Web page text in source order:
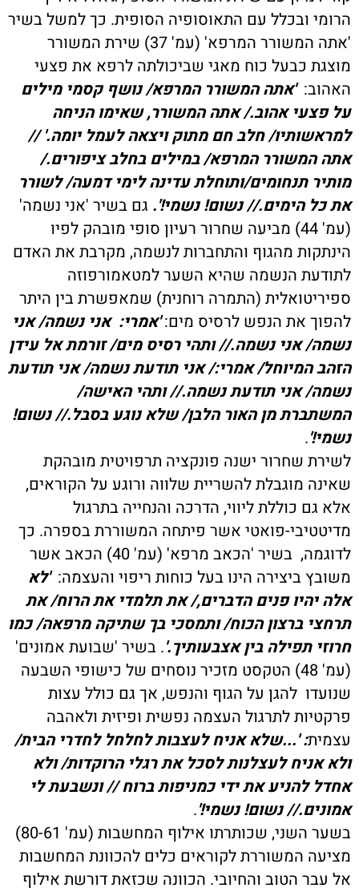
הרומי ובכלל עם התאוסופיה הסופית. כך למשל בשיר
'אתה המשורר המרפא' (עמ' 37) שירת המשורר
מוצגת כבעל כוח מאגי שביכולתה לרפא את פצעי
האהוב:'אתה המשורר המרפא/ נושף קסמי מילים
על פצעי אהוב./ אתה המשורר, שאימו הניחה
למראשותיו/ חלב חם מתוק ויצאה לעמל יומה.' //
אתה המשורר המרפא/ במילים בחלב ציפורים./
מותיר תנחומים/ותוחלת עדינה לימי דמעה/ לשורר
את כל הימים.// נשום! נשמי!'. גם בשיר 'אני נשמה'
(עמ' 44) מביעה שחרור רעיון סופי מובהק לפיו
הינתקות מהגוף והתחברות לנשמה, מקרבת את האדם
לתודעת הנשמה שהיא השער למטאמורפוזה
ספיריטואלית (התמרה רוחנית) שמאפשרת בין היתר
להפוך את הנפש לרסיס מים:'אמרי: אני נשמה/ אני
נשמה/ אני נשמה.// ותהי רסיס מים/ זורמת אל עידן
הזהב המיוחל/ אמרי:/ אני תודעת נשמה/ אני תודעת
נשמה/ אני תודעת נשמה.// ותהי האישה/
המשתברת מן האור הלבן/ שלא נוגע בסבל.// נשום!
נשמי!'.
לשירת שחרור ישנה פונקציה תרפויטית מובהקת
שאינה מוגבלת להשריית שלווה ורוגע על הקוראים,
אלא גם כוללת ליווי, הדרכה והנחייה בתרגול
מדיטטיבי-פואטי אשר פיתחה המשוררת בספרה. כך
לדוגמה, בשיר 'הכאב מרפא' (עמ' 40) הכאב אשר
משובץ ביצירה הינו בעל כוחות ריפוי והעצמה:'לא
אלה יהיו פנים הדברים,/ את תלמדי את הרוח/ את
תרחצי ברצון הכוח/ ותמסכי בך שתיקה מרפאה/ כמו
חרוזי תפילה בין אצבעותיך.'. בשיר 'שבועת אמונים'
(עמ' 48) הטקסט מזכיר נוסחים של כישופי השבעה
שנועדו להגן על הגוף והנפש, אך גם כולל עצות
פרקטיות לתרגול העצמה נפשית ופיזית ולאהבה
עצמית: '...שלא אניח לעצבות לחלחל לחדרי הבית/
ולא אניח לעצלנות לסכל את רגלי הרוקדות/ ולא
אחדל להניע את ידי כמניפות ברוח // ונשבעת לי
אמונים.// נשום! נשמי!'.
בשער השני, שכותרתו אילוף המחשבות (עמ' 80-61)
מציעה המשוררת לקוראים כלים להכוונת המחשבות
אל עבר הטוב והחיובי. הכוונה שכזאת דורשת אילוף